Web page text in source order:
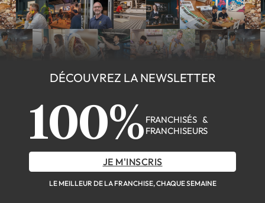
DÉCOUVREZ LA NEWSLETTER
100% FRANCHISÉS &
FRANCHISEURS
JE M'INSCRIS
LE MEILLEUR DE LA FRANCHISE, CHAQUE SEMAINE